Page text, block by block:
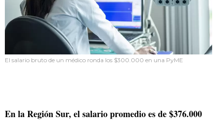
El salario bruto de un médico ronda los $300.000 en una PyME
En la Región Sur, el salario promedio es de $376.000